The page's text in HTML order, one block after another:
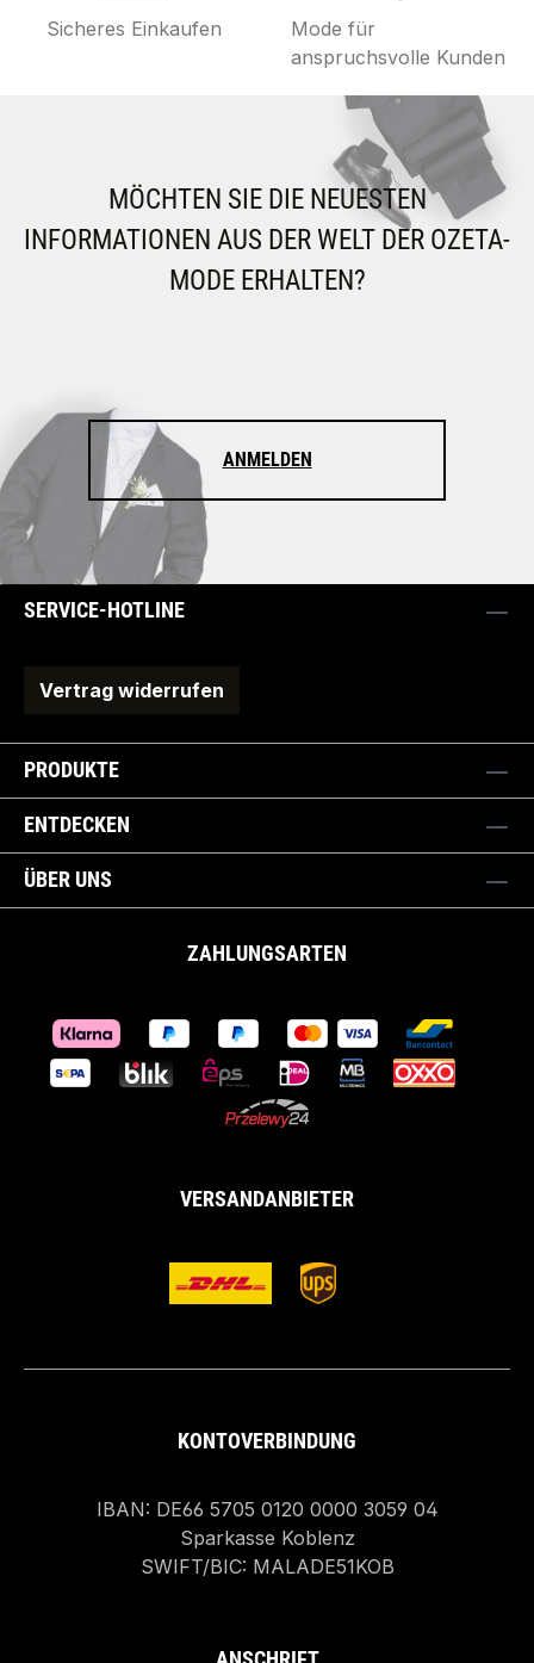
Sicheres Einkaufen
Mode für
anspruchsvolle Kunden
MÖCHTEN SIE DIE NEUESTEN
INFORMATIONEN AUS DER WELT DER OZETA-
MODE ERHALTEN?
ANMELDEN
SERVICE-HOTLINE
Vertrag widerrufen
PRODUKTE
ENTDECKEN
ÜBER UNS
ZAHLUNGSARTEN
VERSANDANBIETER
KONTOVERBINDUNG
IBAN: DE66 5705 0120 0000 3059 04
Sparkasse Koblenz
SWIFT/BIC: MALADE51KOB